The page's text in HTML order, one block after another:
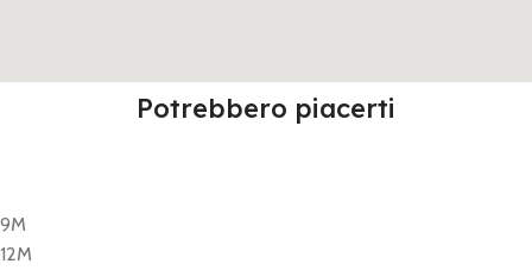
Potrebbero piacerti
9M
12M